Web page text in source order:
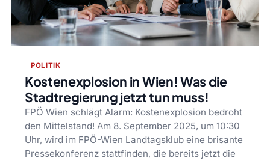
POLITIK
Kostenexplosion in Wien! Was die
Stadtregierung jetzt tun muss!
FPÖ Wien schlägt Alarm: Kostenexplosion bedroht
den Mittelstand! Am 8. September 2025, um 10:30
Uhr, wird im FPÖ-Wien Landtagsklub eine brisante
Pressekonferenz stattfinden, die bereits jetzt die